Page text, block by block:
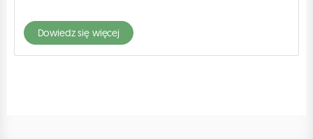
dowiedz się więcej